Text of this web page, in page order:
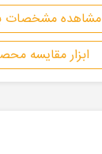
مشاهده مشخصات
ابزار مقایسه